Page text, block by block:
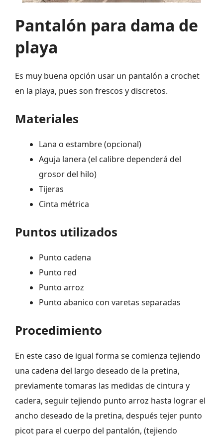
Pantalón para dama de
playa
Es muy buena opción usar un pantalón a crochet
en la playa, pues son frescos y discretos.
Materiales
Lana o estambre (opcional)
Aguja lanera (el calibre dependerá del
grosor del hilo)
Tijeras
Cinta métrica
Puntos utilizados
Punto cadena
Punto red
Punto arroz
Punto abanico con varetas separadas
Procedimiento
En este caso de igual forma se comienza tejiendo
una cadena del largo deseado de la pretina,
previamente tomaras las medidas de cintura y
cadera, seguir tejiendo punto arroz hasta lograr el
ancho deseado de la pretina, después tejer punto
picot para el cuerpo del pantalón, (tejiendo